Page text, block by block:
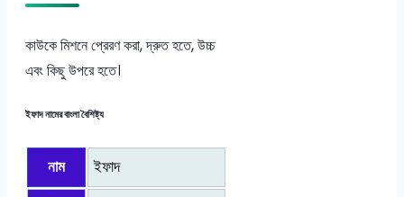
কাউকে মিশনে প্রেরণ করা, দ্রুত হতে, উচ্চ
এবং কিছু উপরে হতে।
ইফাদ নামের বাংলা বৈশিষ্ট্য
নাম ইফাদ